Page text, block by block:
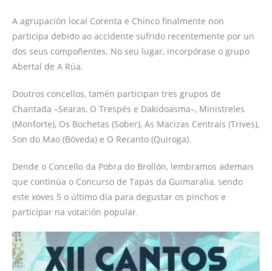
A agrupación local Corenta e Chinco finalmente non
participa debido ao accidente sufrido recentemente por un
dos seus compoñentes. No seu lugar, incorpórase o grupo
Abertal de A Rúa.
Doutros concellos, tamén participan tres grupos de
Chantada –Searas, O Trespés e Dakidoasma–, Ministreles
(Monforte), Os Bochetas (Sober), As Macizas Centrais (Trives),
Son do Mao (Bóveda) e O Recanto (Quiroga).
Dende o Concello da Pobra do Brollón, lembramos ademais
que continúa o Concurso de Tapas da Guimaralia, sendo
este xoves 5 o último día para degustar os pinchos e
participar na votación popular.